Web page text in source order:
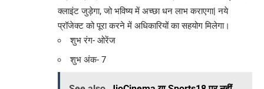
क्लाइंट जुड़ेगा, जो भविष्य में अच्छा धन लाभ कराएगा| नये
प्रॉजेक्ट को पूरा करने में अधिकारियों का सहयोग मिलेगा।
शुभ रंग- ओरेंज
शुभ अंक- 7